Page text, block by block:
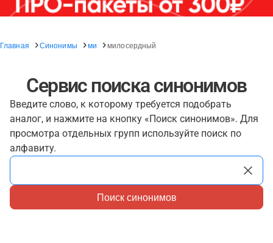
Главная Синонимы ми милосердный
Сервис поиска синонимов
Введите слово, к которому требуется подобрать
аналог, и нажмите на кнопку «Поиск синонимов». Для
просмотра отдельных групп используйте поиск по
алфавиту.
Поиск синонимов